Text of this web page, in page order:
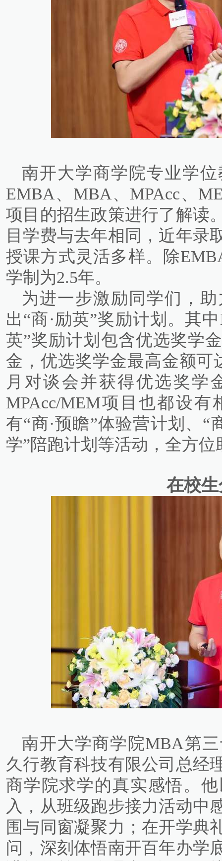
南开大学商学院专业学
EMBA、MBA、MPAcc、
项目的招生政策进行了解读
目学费与去年相同，近年录
授课方式灵活多样。除
学制为2.5年。
为进一步激励同学们，
出“商·励英”奖励计划。其
英”奖励计划包含优选奖学
金，优选奖学金最高金额可
月对谈会并获得优选奖学
MPAcc/MEM项目也都设
有“商·预瞻”体验营计划、“
学”陪跑计划等活动，全方
在校
南开大学商学院MBA第
久行教育科技有限公司总经
商学院求学的真实感悟。
入，从班级跑步接力活动中
围与同窗凝聚力；在开学典
问，深刻体悟南开百年办学